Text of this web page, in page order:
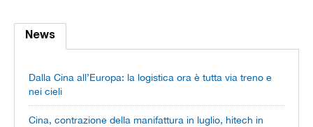
News
Dalla Cina all’Europa: la logistica ora è tutta via treno e
nei cieli
Cina, contrazione della manifattura in luglio, hitech in